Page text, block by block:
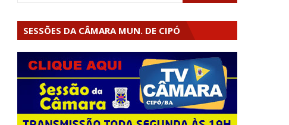
SESSÕES DA CÂMARA MUN. DE CIPÓ